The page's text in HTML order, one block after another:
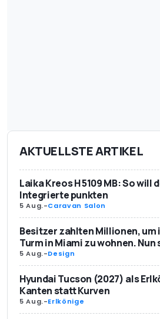
AKTUELLSTE ARTIKEL
Laika Kreos H 5109 MB: So will
Integrierte punkten
5 Aug.-Caravan Salon
Besitzer zahlten Millionen, um
Turm in Miami zu wohnen. Nun
5 Aug.-Design
Hyundai Tucson (2027) als
Kanten statt Kurven
5 Aug.-Erlkönige